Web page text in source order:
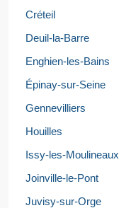
Créteil
Deuil-la-Barre
Enghien-les-Bains
Épinay-sur-Seine
Gennevilliers
Houilles
Issy-les-Moulineaux
Joinville-le-Pont
Juvisy-sur-Orge